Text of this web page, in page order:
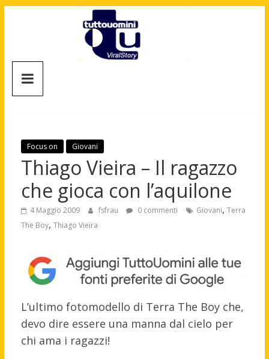
Tuttouomini
Motori,
gay
news
moda
maschile
Focus on Giovani
Thiago Vieira – Il ragazzo
che gioca con l’aquilone
4 Maggio 2009 fsfrau 0 commenti Giovani, Terra
The Boy, Thiago Vieira
L’ultimo fotomodello di Terra The Boy che,
devo dire essere una manna dal cielo per
chi ama i ragazzi!